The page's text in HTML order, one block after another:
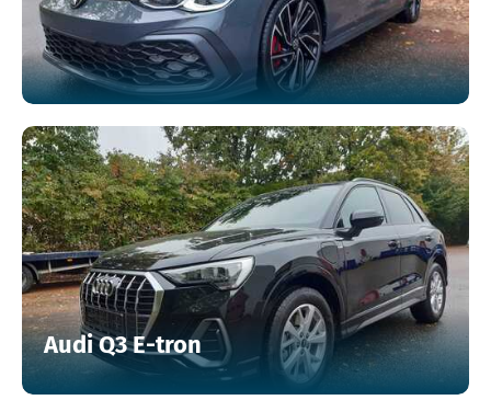
Audi Q3 E-tron